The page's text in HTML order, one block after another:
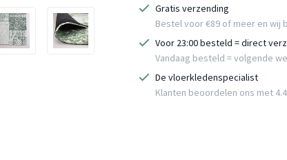
Gratis verzending
Bestel voor €89 of meer en wij
Voor 23:00 besteld = direct
Vandaag besteld = volgende
De vloerkledenspecialist
Klanten beoordelen ons met 4.4 /